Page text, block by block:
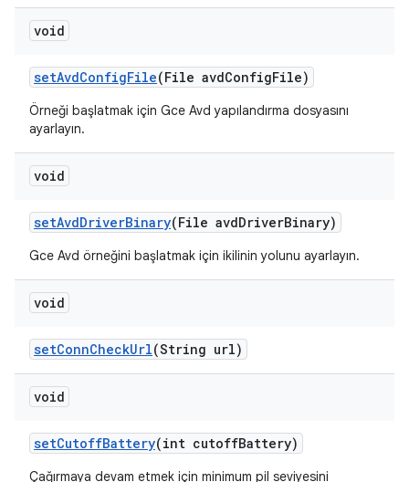
void
setAvdConfigFile(File avdConfigFile)
Örneği başlatmak için Gce Avd yapılandırma dosyasını
ayarlayın.
void
setAvdDriverBinary(File avdDriverBinary)
Gce Avd örneğini başlatmak için ikilinin yolunu ayarlayın.
void
setConnCheckUrl(String url)
void
setCutoffBattery(int cutoffBattery)
Çağırmaya devam etmek için minimum pil seviyesini